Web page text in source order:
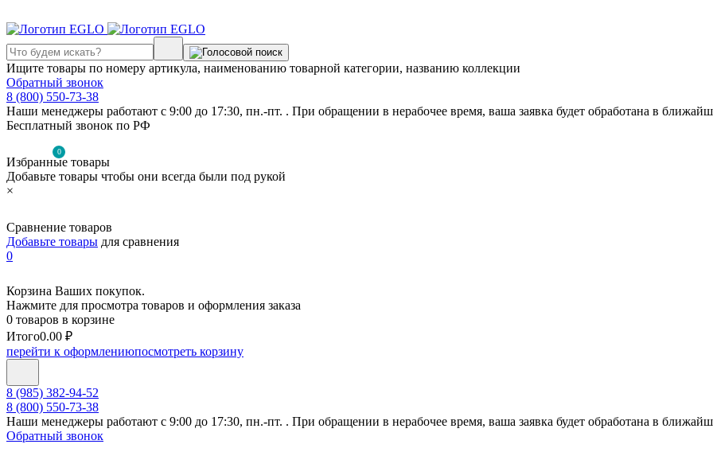
Ищите товары по номеру артикула, наименованию товарной категории, названию коллекции
Обратный звонок
8 (800) 550-73-38
Наши менеджеры работают с 9:00 до 17:30, пн.-пт. . При обращении в нерабочее время, ваша заявка будет обработана в
Бесплатный звонок по РФ
0
Избранные товары
Добавьте товары чтобы они всегда были под рукой
×
Сравнение товаров
Добавьте товары для сравнения
0
Корзина Ваших покупок.
Нажмите для просмотра товаров и оформления заказа
0 товаров в корзине
Итого0.00 ₽
перейти к оформлениюпосмотреть корзину
8 (985) 382-94-52
8 (800) 550-73-38
Наши менеджеры работают с 9:00 до 17:30, пн.-пт. . При обращении в нерабочее время, ваша заявка будет обработана в
Обратный звонок